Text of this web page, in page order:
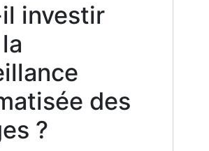
investir
des
?